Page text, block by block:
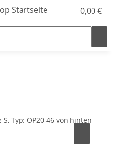
0,00 €